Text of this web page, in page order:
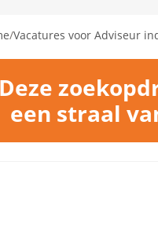
/Vacatures voor Adviseur
Deze
een straal